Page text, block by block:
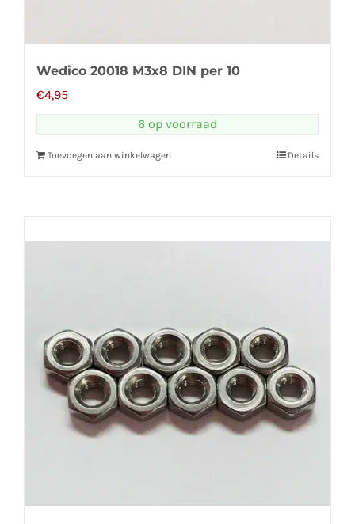
Wedico 20018 M3x8 DIN per 10
€4,95
6 op voorraad
Toevoegen aan winkelwagen Details